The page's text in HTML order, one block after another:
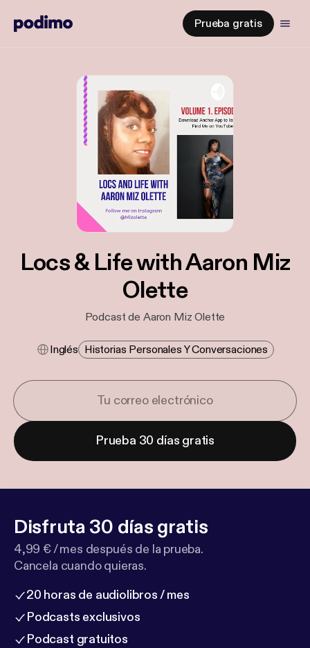
Prueba gratis
Locs & Life with Aaron Miz
Olette
Podcast de Aaron Miz Olette
Inglés Historias Personales Y Conversaciones
Prueba 30 días gratis
Disfruta 30 días gratis
4,99 € / mes después de la prueba.
Cancela cuando quieras.
20 horas de audiolibros / mes
Podcasts exclusivos
Podcast gratuitos